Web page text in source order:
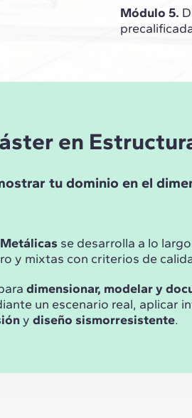
Módulo 5.
en
tu dominio en el
se desarrolla a lo
y mixtas con criterios de
dimensionar, modelar y
un escenario real,
y diseño sismorresistente.